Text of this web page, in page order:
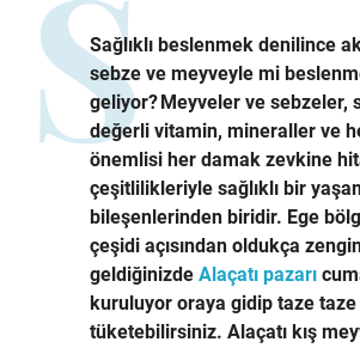
Sağlıklı beslenmek denilince
sebze ve meyveyle mi
geliyor? Meyveler ve sebzeler,
değerli vitamin, mineraller ve
önemlisi her damak zevkine
çeşitlilikleriyle sağlıklı bir
bileşenlerinden biridir. Ege
çeşidi açısından oldukça
geldiğinizde Alaçatı pazarı
kuruluyor oraya gidip taze
tüketebilirsiniz. Alaçatı kış